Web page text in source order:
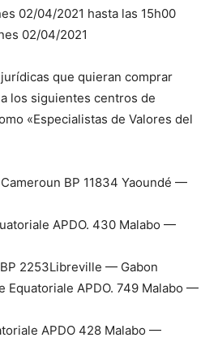
02/04/2021 hasta las 15h00
02/04/2021
que quieran comprar
los siguientes centros de
«Especialistas de Valores del
BP 11834 Yaoundé —
APDO. 430 Malabo —
2253Libreville — Gabon
Equatoriale APDO. 749 Malabo —
APDO 428 Malabo —